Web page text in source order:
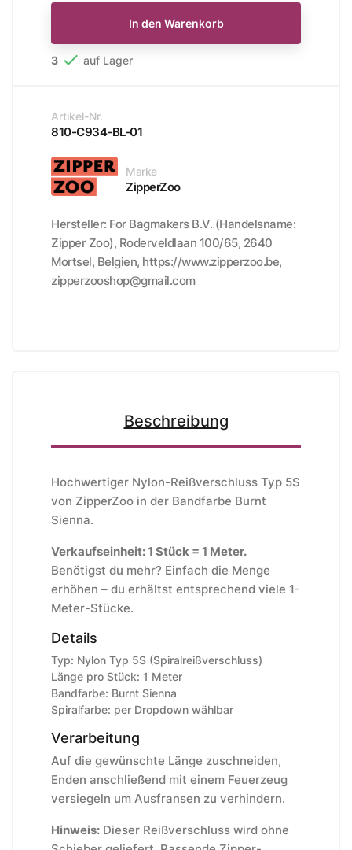
In den Warenkorb
3  auf Lager
Artikel-Nr.
810-C934-BL-01
Marke
ZipperZoo
Hersteller: For Bagmakers B.V. (Handelsname:
Zipper Zoo), Roderveldlaan 100/65, 2640
Mortsel, Belgien, https://www.zipperzoo.be,
zipperzooshop@gmail.com
Beschreibung
Hochwertiger Nylon-Reißverschluss Typ 5S
von ZipperZoo in der Bandfarbe Burnt
Sienna.
Verkaufseinheit: 1 Stück = 1 Meter.
Benötigst du mehr? Einfach die Menge
erhöhen – du erhältst entsprechend viele 1-
Meter-Stücke.
Details
Typ: Nylon Typ 5S (Spiralreißverschluss)
Länge pro Stück: 1 Meter
Bandfarbe: Burnt Sienna
Spiralfarbe: per Dropdown wählbar
Verarbeitung
Auf die gewünschte Länge zuschneiden,
Enden anschließend mit einem Feuerzeug
versiegeln um Ausfransen zu verhindern.
Hinweis: Dieser Reißverschluss wird ohne